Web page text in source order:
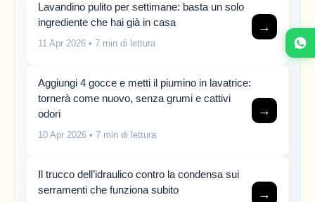
Lavandino pulito per settimane: basta un solo
ingrediente che hai già in casa
11 Apr 2026 • 7 min di lettura
→
Aggiungi 4 gocce e metti il piumino in lavatrice:
tornerà come nuovo, senza grumi e cattivi
odori
10 Apr 2026 • 7 min di lettura
→
Il trucco dell’idraulico contro la condensa sui
serramenti che funziona subito
→